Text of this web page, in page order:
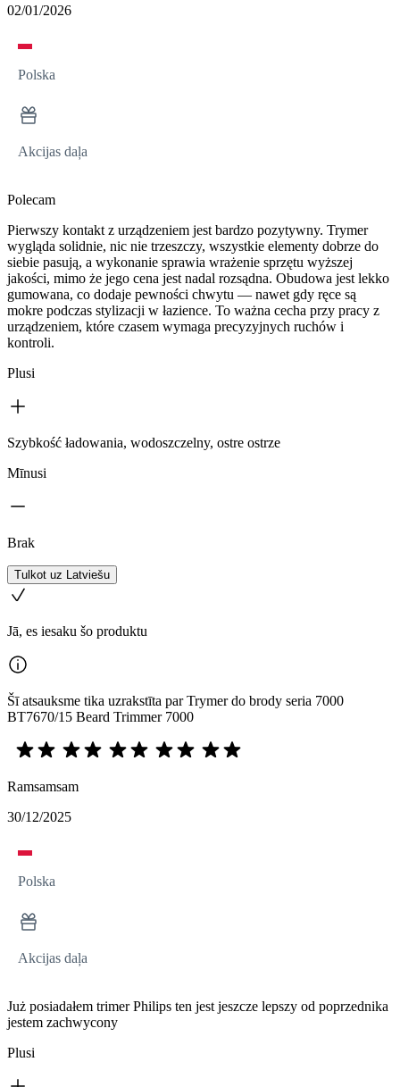
02/01/2026
Polska
Akcijas daļa
Polecam
Pierwszy kontakt z urządzeniem jest bardzo pozytywny. Trymer
wygląda solidnie, nic nie trzeszczy, wszystkie elementy dobrze do
siebie pasują, a wykonanie sprawia wrażenie sprzętu wyższej
jakości, mimo że jego cena jest nadal rozsądna. Obudowa jest lekko
gumowana, co dodaje pewności chwytu — nawet gdy ręce są
mokre podczas stylizacji w łazience. To ważna cecha przy pracy z
urządzeniem, które czasem wymaga precyzyjnych ruchów i
kontroli.
Plusi
Szybkość ładowania, wodoszczelny, ostre ostrze
Mīnusi
Brak
Tulkot uz Latviešu
Jā, es iesaku šo produktu
Šī atsauksme tika uzrakstīta par Trymer do brody seria 7000
BT7670/15 Beard Trimmer 7000
Ramsamsam
30/12/2025
Polska
Akcijas daļa
Już posiadałem trimer Philips ten jest jeszcze lepszy od poprzednika
jestem zachwycony
Plusi